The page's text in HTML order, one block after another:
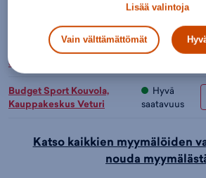
Hyvä
Budget Sport Jyväskylä, K-
citymarket Seppälä
Hyvä
Budget Sport Kouvola,
Kauppakeskus Veturi
Hyvä
saatavuus
Katso kaikkien myymälöiden
nouda
Lisää valintoja
Vain välttämättömät